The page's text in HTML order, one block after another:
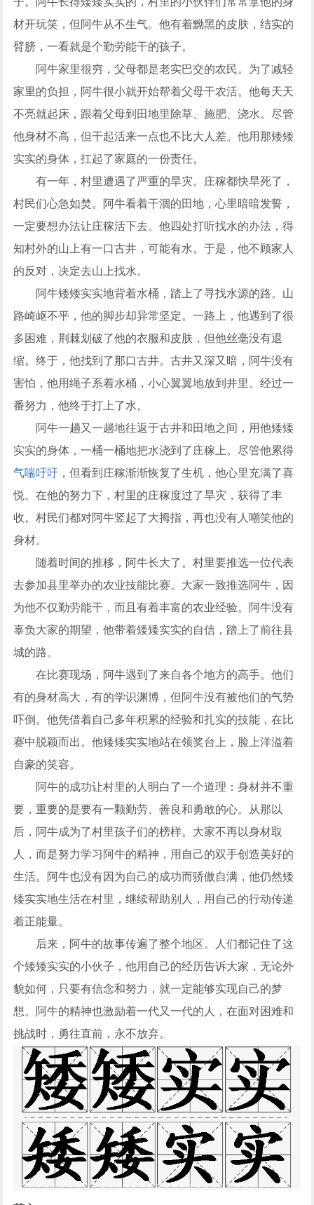
材开玩笑，但阿牛从不生气。他有着黝黑的皮肤，结实的
臂膀，一看就是个勤劳能干的孩子。
阿牛家里很穷，父母都是老实巴交的农民。为了减轻
家里的负担，阿牛很小就开始帮着父母干农活。他每天天
不亮就起床，跟着父母到田地里除草、施肥、浇水。尽管
他身材不高，但干起活来一点也不比大人差。他用那矮矮
实实的身体，扛起了家庭的一份责任。
有一年，村里遭遇了严重的旱灾。庄稼都快旱死了，
村民们心急如焚。阿牛看着干涸的田地，心里暗暗发誓，
一定要想办法让庄稼活下去。他四处打听找水的办法，得
知村外的山上有一口古井，可能有水。于是，他不顾家人
的反对，决定去山上找水。
阿牛矮矮实实地背着水桶，踏上了寻找水源的路。山
路崎岖不平，他的脚步却异常坚定。一路上，他遇到了很
多困难，荆棘划破了他的衣服和皮肤，但他丝毫没有退
缩。终于，他找到了那口古井。古井又深又暗，阿牛没有
害怕，他用绳子系着水桶，小心翼翼地放到井里。经过一
番努力，他终于打上了水。
阿牛一趟又一趟地往返于古井和田地之间，用他矮矮
实实的身体，一桶一桶地把水浇到了庄稼上。尽管他累得
气喘吁吁 ，但看到庄稼渐渐恢复了生机，他心里充满了喜
悦。在他的努力下，村里的庄稼度过了旱灾，获得了丰
收。村民们都对阿牛竖起了大拇指，再也没有人嘲笑他的
身材。
随着时间的推移，阿牛长大了。村里要推选一位代表
去参加县里举办的农业技能比赛。大家一致推选阿牛，因
为他不仅勤劳能干，而且有着丰富的农业经验。阿牛没有
辜负大家的期望，他带着矮矮实实的自信，踏上了前往县
城的路。
在比赛现场，阿牛遇到了来自各个地方的高手。他们
有的身材高大，有的学识渊博，但阿牛没有被他们的气势
吓倒。他凭借着自己多年积累的经验和扎实的技能，在比
赛中脱颖而出。他矮矮实实地站在领奖台上，脸上洋溢着
自豪的笑容。
阿牛的成功让村里的人明白了一个道理：身材并不重
要，重要的是要有一颗勤劳、善良和勇敢的心。从那以
后，阿牛成为了村里孩子们的榜样。大家不再以身材取
人，而是努力学习阿牛的精神，用自己的双手创造美好的
生活。阿牛也没有因为自己的成功而骄傲自满，他仍然矮
矮实实地生活在村里，继续帮助别人，用自己的行动传递
着正能量。
后来，阿牛的故事传遍了整个地区。人们都记住了这
个矮矮实实的小伙子，他用自己的经历告诉大家，无论外
貌如何，只要有信念和努力，就一定能够实现自己的梦
想。阿牛的精神也激励着一代又一代的人，在面对困难和
挑战时，勇往直前，永不放弃。